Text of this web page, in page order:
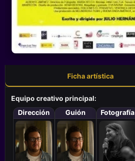
Ficha artística
Equipo creativo principal:
Dirección
Guión Fotografía